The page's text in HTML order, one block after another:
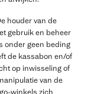
houder van de
gebruik en beheer
onder geen beding
de kassabon en/of
op inwisseling of
van de
winkels zich